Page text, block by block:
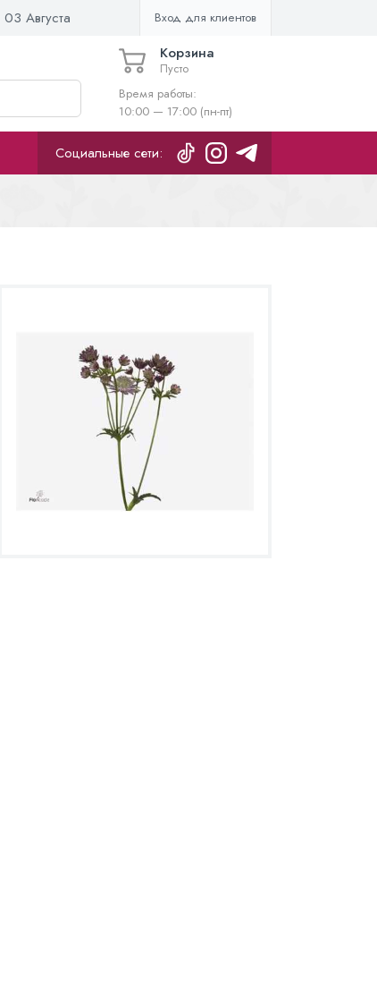
03 Августа Вход для клиентов
Корзина
Пусто
Время работы:
10:00 — 17:00 (пн-пт)
Социальные сети: